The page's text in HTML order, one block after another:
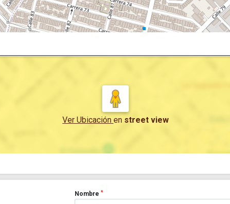
Ver Ubicación en street view
Nombre*